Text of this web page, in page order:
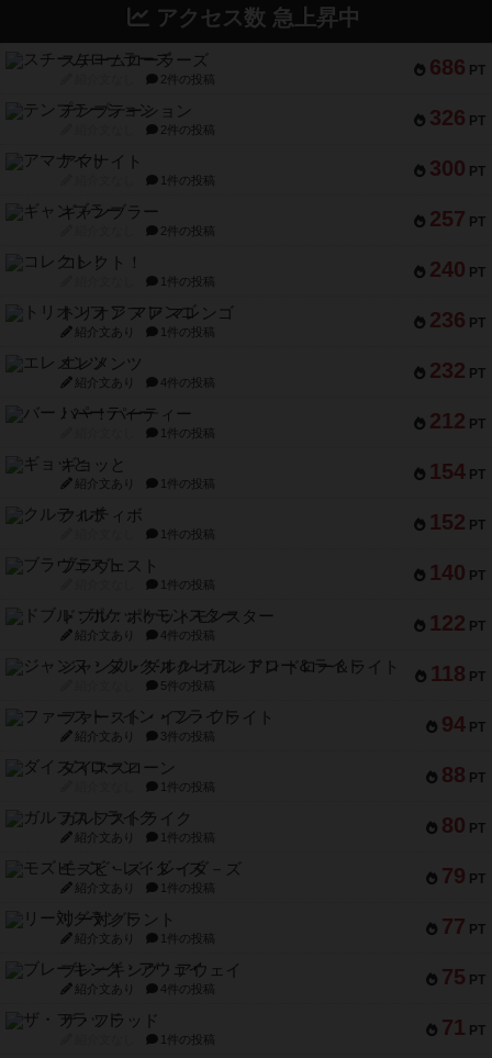
アクセス数 急上昇中
686 PT
スチームローラーズ
2件の投稿
326 PT
テンプテーション
2件の投稿
300 PT
アマナイト
1件の投稿
257 PT
ギャンブラー
2件の投稿
240 PT
コレクト！
1件の投稿
236 PT
トリオンフ ア マレンゴ
紹介文あり 1件の投稿
232 PT
エレメンツ
紹介文あり 4件の投稿
212 PT
バー！パーティー
1件の投稿
154 PT
ギョッと
紹介文あり 1件の投稿
152 PT
クルティボ
1件の投稿
140 PT
ブラヴェスト
1件の投稿
122 PT
ドブル：ポケットモンスター
紹介文あり 4件の投稿
118 PT
ジャンヌ・ダルク-オルレアン ドロー＆ライト
5件の投稿
94 PT
ファースト・イン・フライト
紹介文あり 3件の投稿
88 PT
ダイススローン
1件の投稿
80 PT
ガルフストライク
紹介文あり 1件の投稿
79 PT
モズビ－ズ・レイダ－ズ
紹介文あり 1件の投稿
77 PT
リー対グラント
紹介文あり 1件の投稿
75 PT
ブレーキング・アウェイ
紹介文あり 4件の投稿
71 PT
ザ・フラッド
1件の投稿